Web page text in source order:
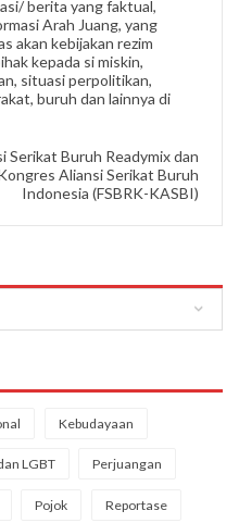
berita yang faktual,
Arah Juang, yang
akan kebijakan rezim
kepada si miskin,
situasi perpolitikan,
buruh dan lainnya di
Serikat Buruh Readymix dan
Aliansi Serikat Buruh
Indonesia (FSBRK-KASBI)
Kebudayaan
LGBT Perjuangan
Pojok Reportase